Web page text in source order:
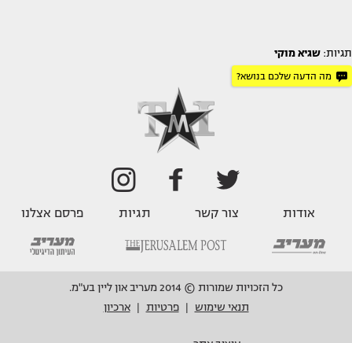
תגיות: שגיא מוקי
מה הדעה שלכם בנושא?
אודות צור קשר תגיות פרסם אצלנו
כל הזכויות שמורות © 2014 מעריב און ליין בע"מ.
תנאי שימוש
פרטיות ארכיון